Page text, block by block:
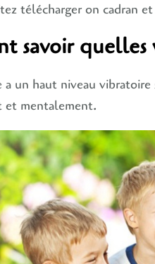
télécharger on cadran
savoir quelles
a un haut niveau vibratoire
et mentalement.